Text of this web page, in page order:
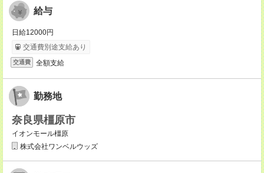
給与
日給12000円
交通費別途支給あり
交通費 全額支給
勤務地
奈良県橿原市
イオンモール橿原
株式会社ワンベルウッズ